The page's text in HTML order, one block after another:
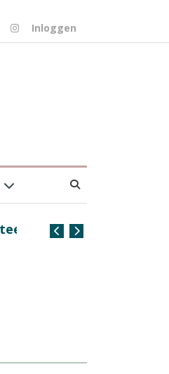
Inloggen
Coffee with the